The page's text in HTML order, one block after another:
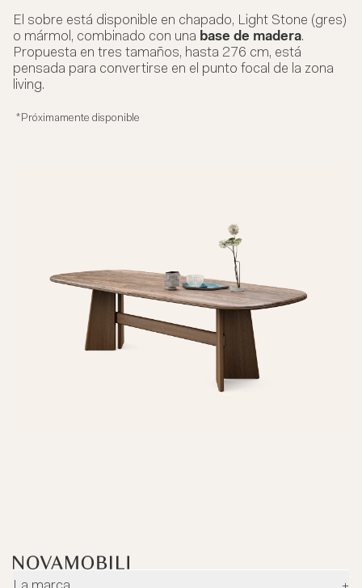
El sobre está disponible en chapado, Light Stone (gres)
o mármol, combinado con una base de madera.
Propuesta en tres tamaños, hasta 276 cm, está
pensada para convertirse en el punto focal de la zona
living.
*Próximamente disponible